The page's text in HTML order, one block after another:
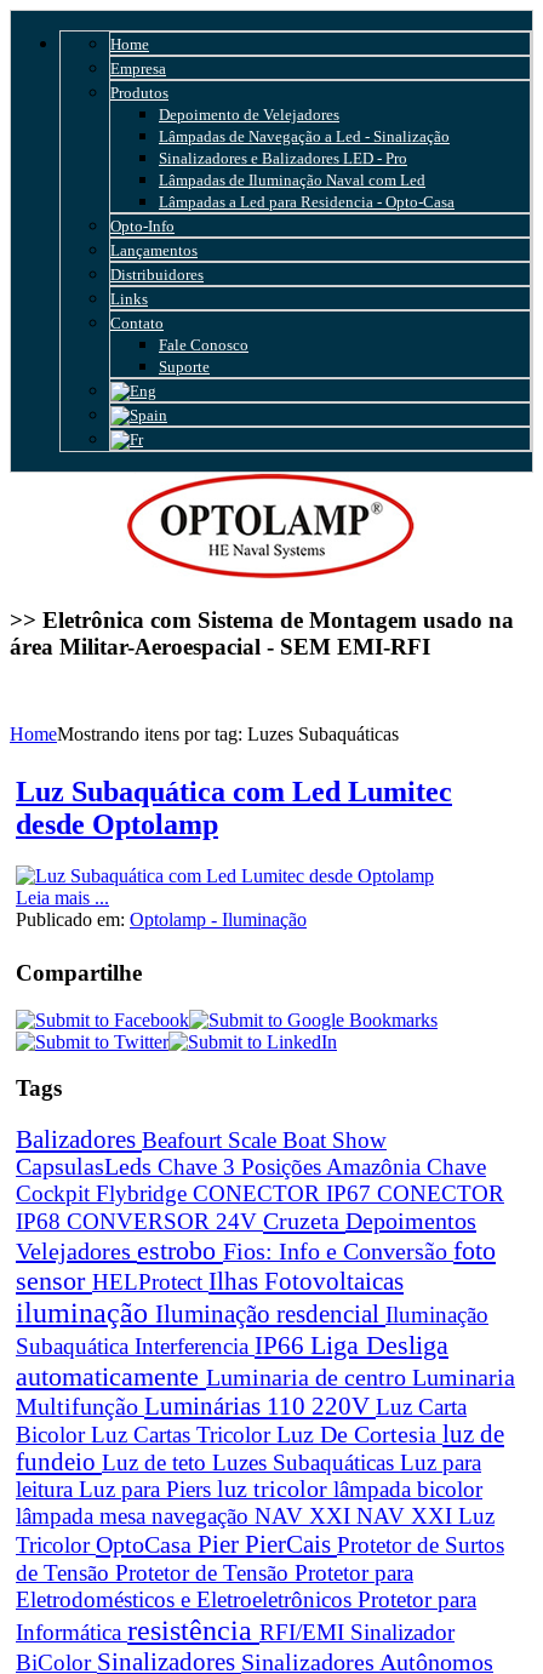
Home
Empresa
Produtos
Depoimento de Velejadores
Lâmpadas de Navegação a Led - Sinalização
Sinalizadores e Balizadores LED - Pro
Lâmpadas de Iluminação Naval com Led
Lâmpadas a Led para Residencia - Opto-Casa
Opto-Info
Lançamentos
Distribuidores
Links
Contato
Fale Conosco
Suporte
>> Eletrônica com Sistema de Montagem usado na
área Militar-Aeroespacial - SEM EMI-RFI
HomeMostrando itens por tag: Luzes Subaquáticas
Luz Subaquática com Led Lumitec
desde Optolamp
Leia mais ...
Publicado em: Optolamp - Iluminação
Compartilhe
Tags
Balizadores Beafourt Scale Boat Show
CapsulasLeds Chave 3 Posições Amazônia Chave
Cockpit Flybridge CONECTOR IP67 CONECTOR
IP68 CONVERSOR 24V Cruzeta Depoimentos
Velejadores estrobo Fios: Info e Conversão foto
sensor HELProtect Ilhas Fotovoltaicas
iluminação Iluminação resdencial Iluminação
Subaquática Interferencia IP66 Liga Desliga
automaticamente Luminaria de centro Luminaria
Multifunção Luminárias 110 220V Luz Carta
BicolorLuz Cartas TricolorLuz De Cortesia luz de
fundeio Luz de teto Luzes Subaquáticas Luz para
leitura Luz para Piers luz tricolor lâmpada bicolor
lâmpada mesa navegação NAV XXI NAV XXI Luz
TricolorOptoCasa Pier PierCais Protetor de Surtos
de Tensão Protetor de Tensão Protetor para
Eletrodomésticos e Eletroeletrônicos Protetor para
Informática resistência RFI/EMI Sinalizador
BiColor Sinalizadores Sinalizadores Autônomos